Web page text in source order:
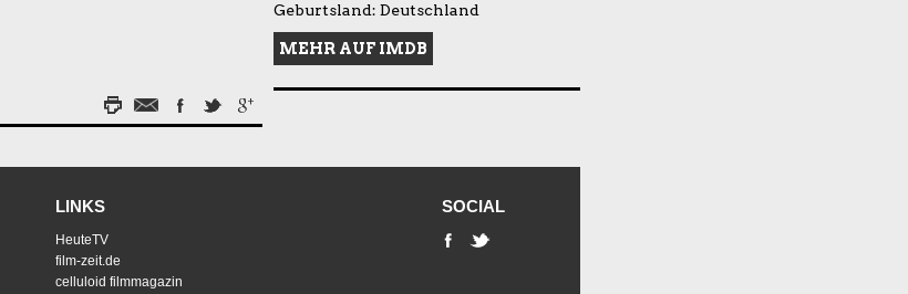
Geburtsland: Deutschland
MEHR AUF IMDB
LINKS
HeuteTV
film-zeit.de
celluloid filmmagazin
SOCIAL